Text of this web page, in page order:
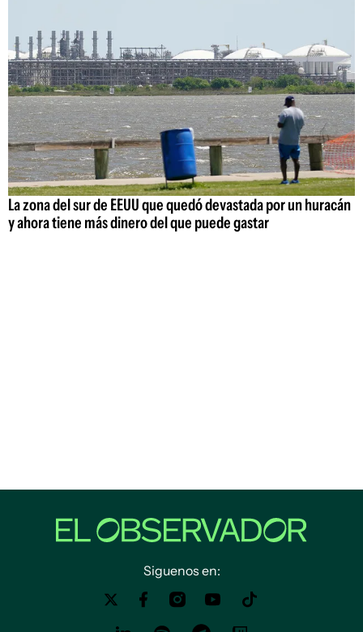
La zona del sur de EEUU que quedó devastada por un huracán
y ahora tiene más dinero del que puede gastar
Siguenos en: